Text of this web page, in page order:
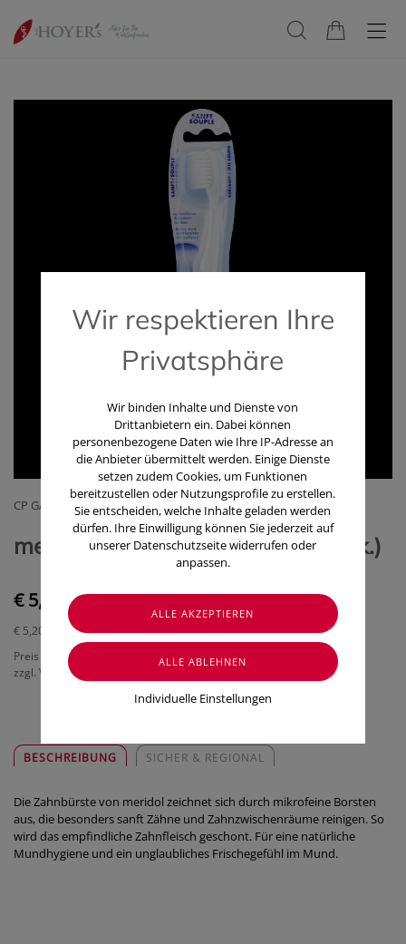
CP GABA GMBH
meridol® Zahnbürste, sanft (1 Stk.)
€ 5,20
€ 5,20
/ Stück
Preis inkl. MwSt.
zzgl. Versandkosten
BESCHREIBUNG SICHER & REGIONAL
Die Zahnbürste von meridol zeichnet sich durch mikrofeine Borsten
aus, die besonders sanft Zähne und Zahnzwischenräume reinigen. So
wird das empfindliche Zahnfleisch geschont. Für eine natürliche
Mundhygiene und ein unglaubliches Frischegefühl im Mund.
Wir respektieren Ihre
Privatsphäre
Wir binden Inhalte und Dienste von
Drittanbietern ein. Dabei können
personenbezogene Daten wie Ihre IP-Adresse an
die Anbieter übermittelt werden. Einige Dienste
setzen zudem Cookies, um Funktionen
bereitzustellen oder Nutzungsprofile zu erstellen.
Sie entscheiden, welche Inhalte geladen werden
dürfen. Ihre Einwilligung können Sie jederzeit auf
unserer Datenschutzseite widerrufen oder
anpassen.
Individuelle Einstellungen